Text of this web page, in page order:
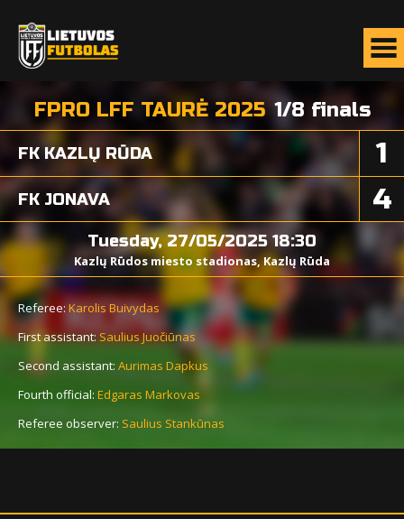
FPRO LFF TAURĖ 2025 1/8 finals
1
FK KAZLŲ RŪDA
FK JONAVA 4
Tuesday, 27/05/2025 18:30
Kazlų Rūdos miesto stadionas, Kazlų Rūda
Referee: Karolis Buivydas
First assistant:Saulius Juočiūnas
Second assistant: Aurimas Dapkus
Fourth official: Edgaras Markovas
Referee observer: Saulius Stankūnas